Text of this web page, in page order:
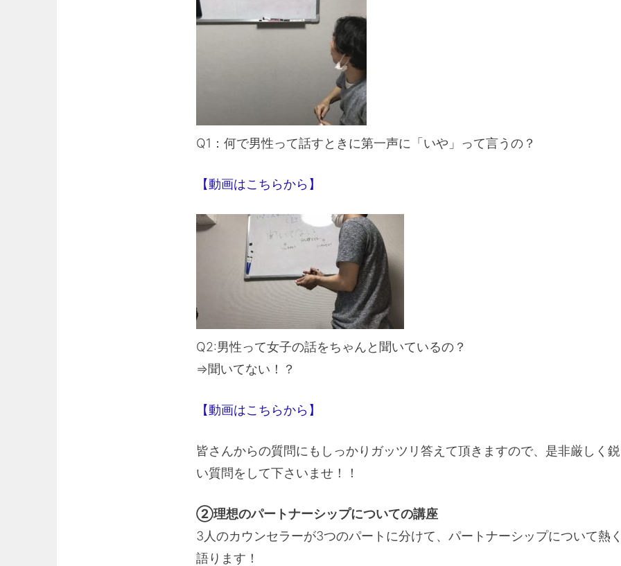
Q1：何で男性って話すときに第一声に「いや」って言うの？
【動画はこちらから】
Q2:男性って女子の話をちゃんと聞いているの？
⇒聞いてない！？
【動画はこちらから】
皆さんからの質問にもしっかりガッツリ答えて頂きますので、是非厳しく鋭
い質問をして下さいませ！！
②理想のパートナーシップについての講座
3人のカウンセラーが3つのパートに分けて、パートナーシップについて熱
語ります！